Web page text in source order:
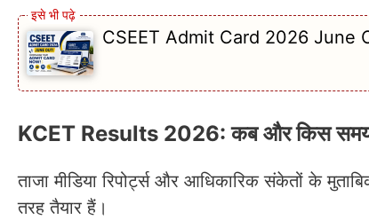
CSEET Admit Card 2026 June
KCET Results 2026: कब और किस
ताजा मीडिया रिपोर्ट्स और आधिकारिक संकेतों के
तरह तैयार हैं।